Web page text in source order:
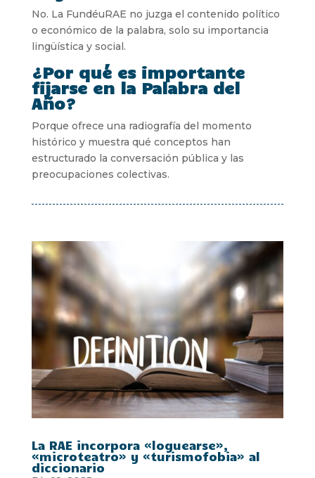
No. La FundéuRAE no juzga el contenido político
o económico de la palabra, solo su importancia
lingüística y social.
¿Por qué es importante
fijarse en la Palabra del
Año?
Porque ofrece una radiografía del momento
histórico y muestra qué conceptos han
estructurado la conversación pública y las
preocupaciones colectivas.
La RAE incorpora «loguearse»,
«microteatro» y «turismofobia» al
diccionario